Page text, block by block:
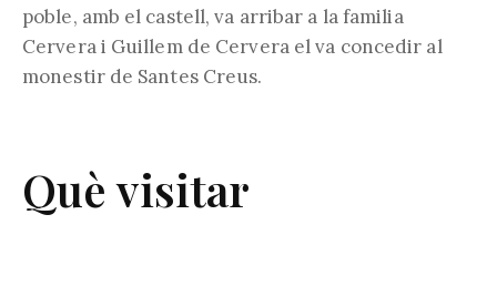
poble, amb el castell, va arribar a la familia
Cervera i Guillem de Cervera el va concedir al
monestir de Santes Creus.
Què visitar